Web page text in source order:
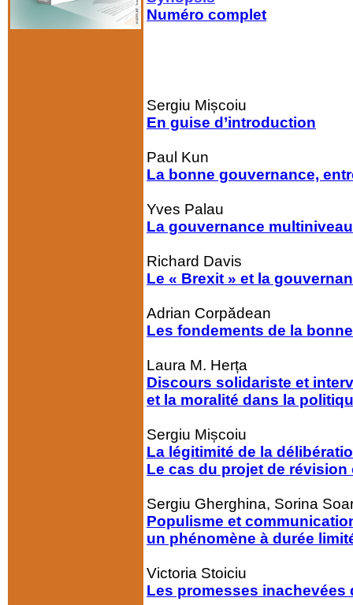
Numéro complet
Sergiu Mișcoiu
En guise d’introduction
Paul Kun
La bonne gouvernance,
Yves Palau
La gouvernance
Richard Davis
Le « Brexit » et la
Adrian Corpădean
Les fondements de la
Laura M. Herța
Discours solidariste et
et la moralité dans la
Sergiu Mișcoiu
La légitimité de la
Le cas du projet de
Sergiu Gherghina, Sorina
Populisme et
un phénomène à durée
Victoria Stoiciu
Les promesses